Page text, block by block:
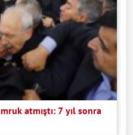
atmıştı: 7 yıl sonra